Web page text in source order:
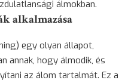
álmokban.
alkalmazása
egy olyan állapot,
annak, hogy álmodik, és
az álom tartalmát. Ez a